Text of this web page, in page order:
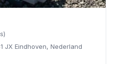
JX Eindhoven, Nederland